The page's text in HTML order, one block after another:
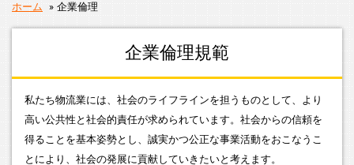
ホーム » 企業倫理
企業倫理規範
私たち物流業には、社会のライフラインを担うものとして、より
高い公共性と社会的責任が求められています。社会からの信頼を
得ることを基本姿勢とし、誠実かつ公正な事業活動をおこなうこ
とにより、社会の発展に貢献していきたいと考えます。